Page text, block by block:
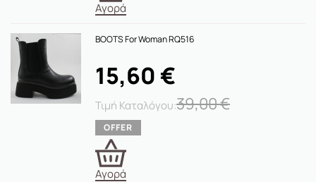
Αγορά
BOOTS For Woman RQ516
39,00€
15,60 €
Αγορά